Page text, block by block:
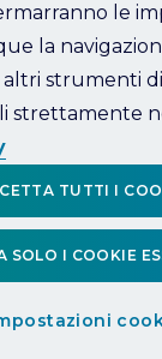
le
la
altri strumenti
strettamente
SOLO I COOKIE
TUTTI I